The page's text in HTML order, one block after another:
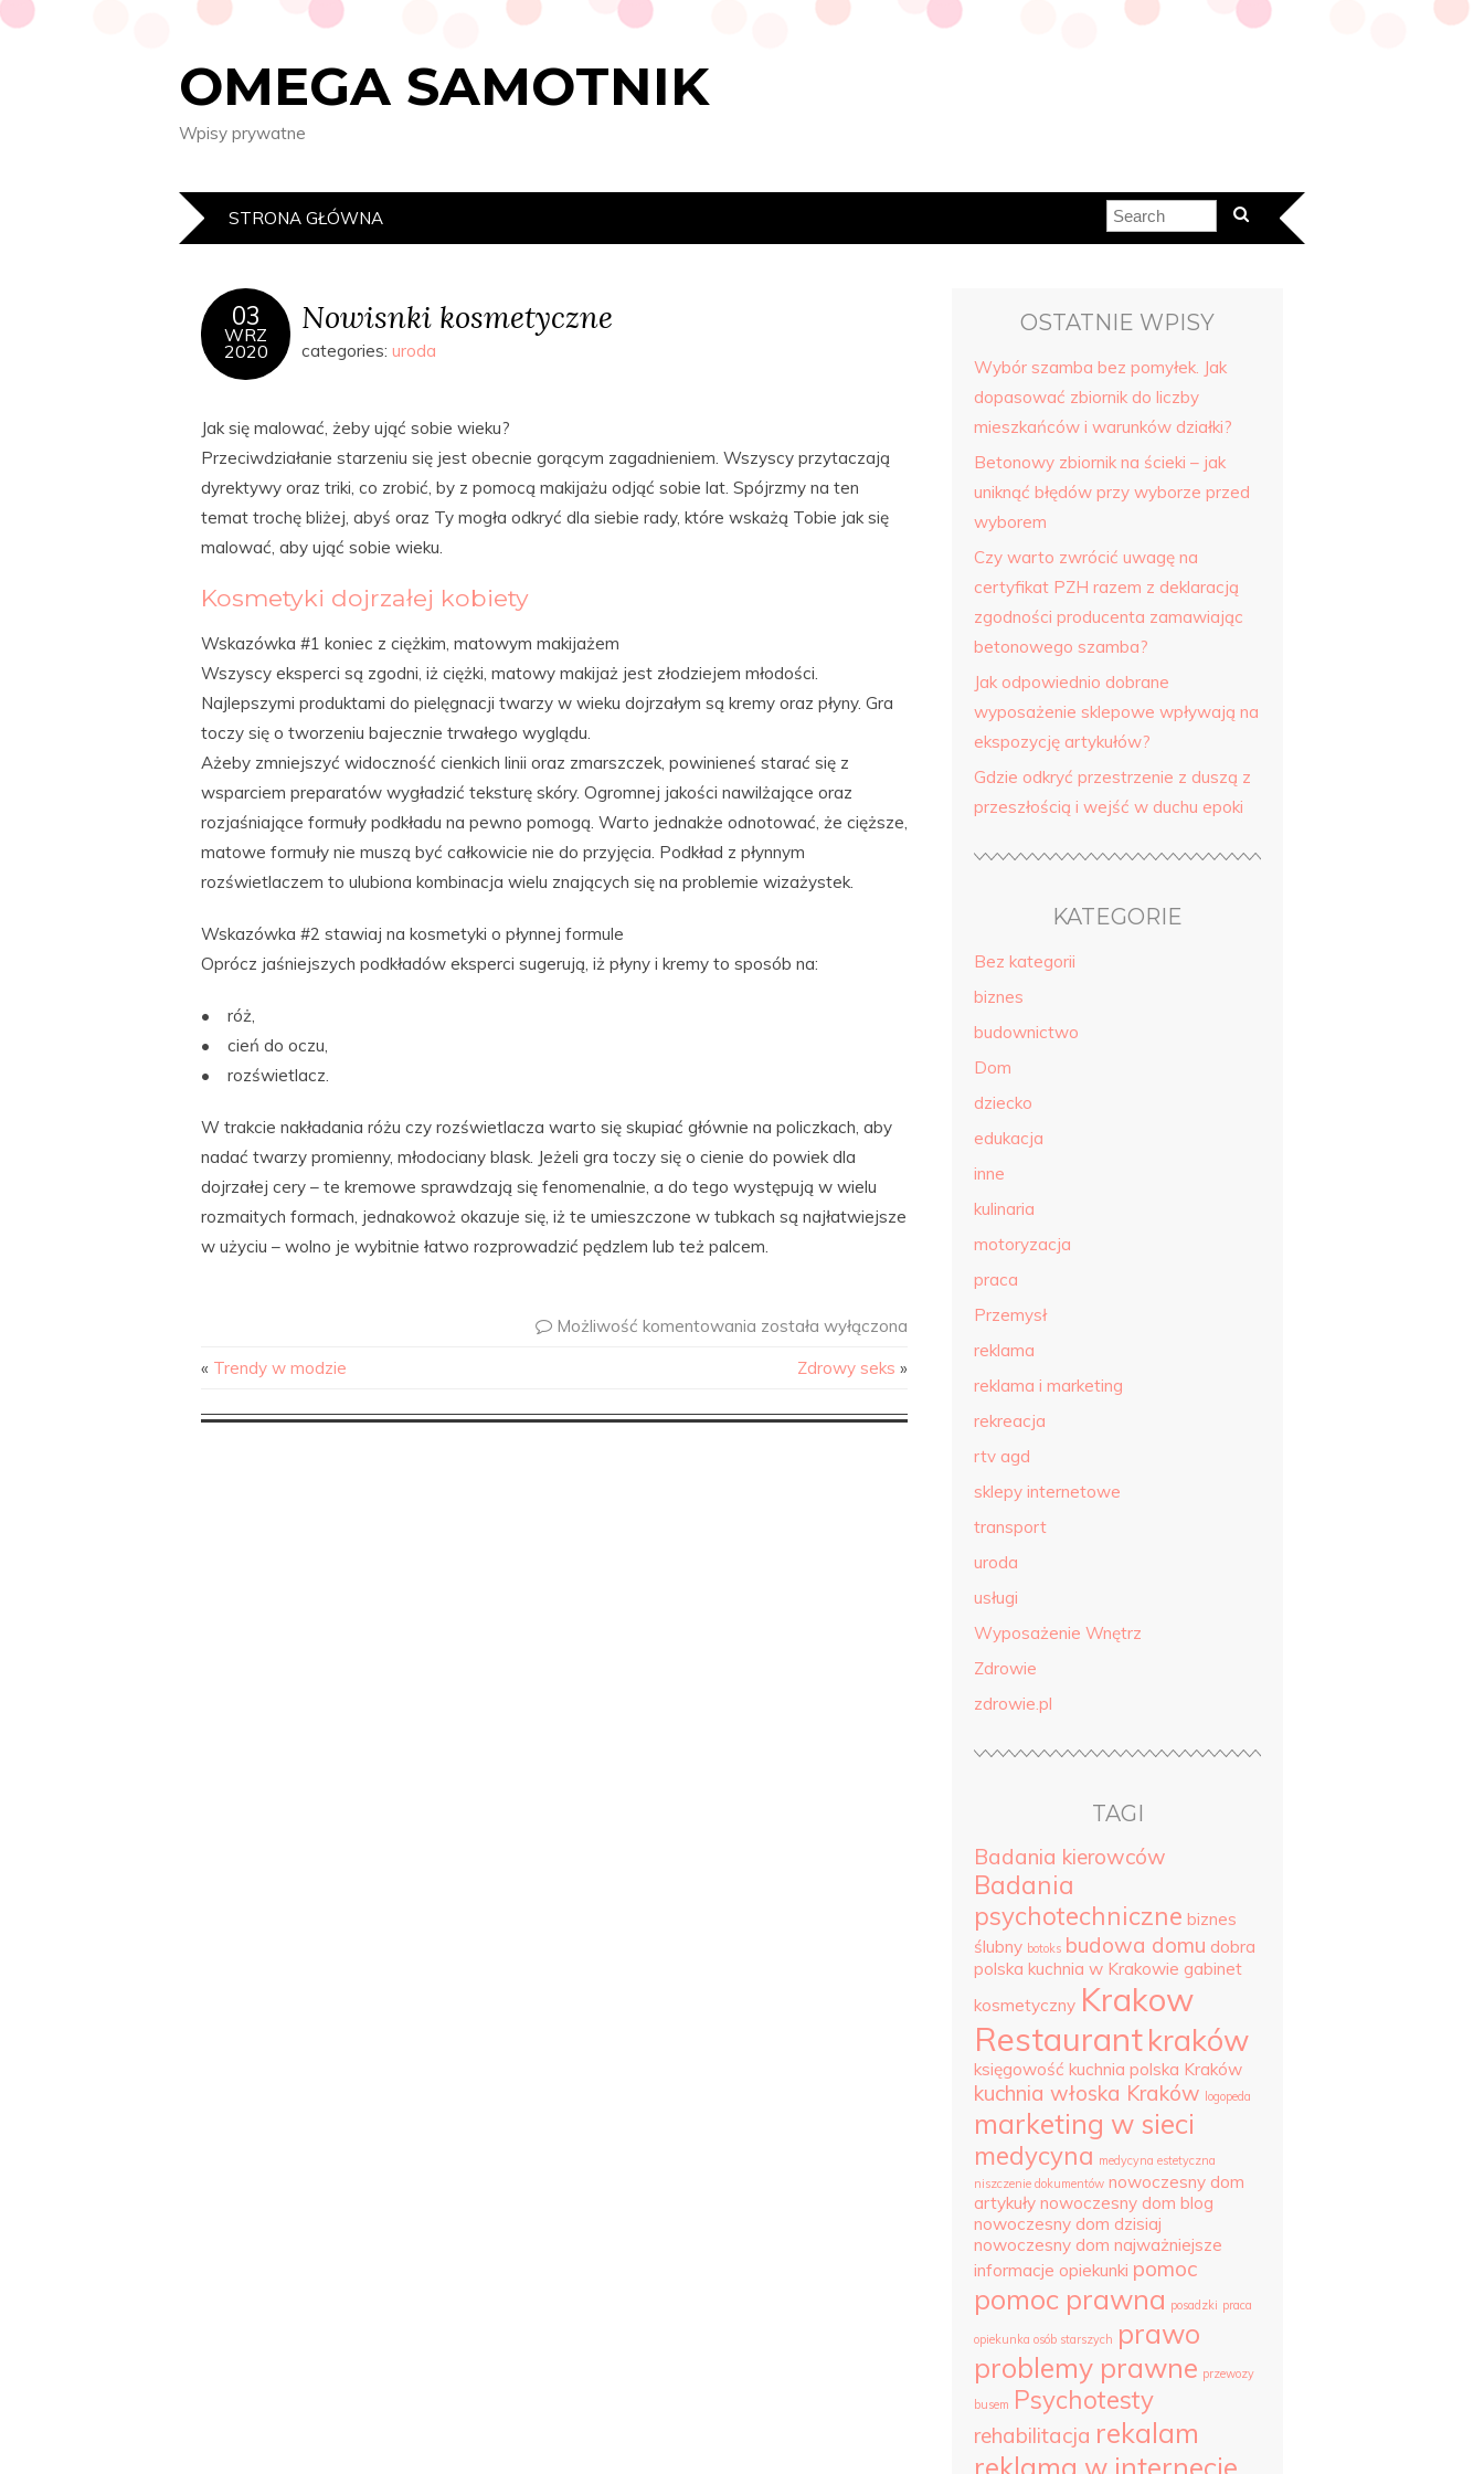
OMEGA SAMOTNIK
Wpisy prywatne
STRONA GŁÓWNA
03
WRZ
2020
Nowisnki kosmetyczne
categories: uroda
Jak się malować, żeby ująć sobie wieku?
Przeciwdziałanie starzeniu się jest obecnie gorącym zagadnieniem. Wszyscy przytaczają
dyrektywy oraz triki, co zrobić, by z pomocą makijażu odjąć sobie lat. Spójrzmy na ten
temat trochę bliżej, abyś oraz Ty mogła odkryć dla siebie rady, które wskażą Tobie jak się
malować, aby ująć sobie wieku.
Kosmetyki dojrzałej kobiety
Wskazówka #1 koniec z ciężkim, matowym makijażem
Wszyscy eksperci są zgodni, iż ciężki, matowy makijaż jest złodziejem młodości.
Najlepszymi produktami do pielęgnacji twarzy w wieku dojrzałym są kremy oraz płyny. Gra
toczy się o tworzeniu bajecznie trwałego wyglądu.
Ażeby zmniejszyć widoczność cienkich linii oraz zmarszczek, powinieneś starać się z
wsparciem preparatów wygładzić teksturę skóry. Ogromnej jakości nawilżające oraz
rozjaśniające formuły podkładu na pewno pomogą. Warto jednakże odnotować, że cięższe,
matowe formuły nie muszą być całkowicie nie do przyjęcia. Podkład z płynnym
rozświetlaczem to ulubiona kombinacja wielu znających się na problemie wizażystek.
Wskazówka #2 stawiaj na kosmetyki o płynnej formule
Oprócz jaśniejszych podkładów eksperci sugerują, iż płyny i kremy to sposób na:
• róż,
• cień do oczu,
• rozświetlacz.
W trakcie nakładania różu czy rozświetlacza warto się skupiać głównie na policzkach, aby
nadać twarzy promienny, młodociany blask. Jeżeli gra toczy się o cienie do powiek dla
dojrzałej cery – te kremowe sprawdzają się fenomenalnie, a do tego występują w wielu
rozmaitych formach, jednakowoż okazuje się, iż te umieszczone w tubkach są najłatwiejsze
w użyciu – wolno je wybitnie łatwo rozprowadzić pędzlem lub też palcem.
Możliwość komentowania została wyłączona
« Trendy w modzie Zdrowy seks »
OSTATNIE WPISY
Wybór szamba bez pomyłek. Jak
dopasować zbiornik do liczby
mieszkańców i warunków działki?
Betonowy zbiornik na ścieki – jak
uniknąć błędów przy wyborze przed
wyborem
Czy warto zwrócić uwagę na
certyfikat PZH razem z deklaracją
zgodności producenta zamawiając
betonowego szamba?
Jak odpowiednio dobrane
wyposażenie sklepowe wpływają na
ekspozycję artykułów?
Gdzie odkryć przestrzenie z duszą z
przeszłością i wejść w duchu epoki
KATEGORIE
Bez kategorii
biznes
budownictwo
Dom
dziecko
edukacja
inne
kulinaria
motoryzacja
praca
Przemysł
reklama
reklama i marketing
rekreacja
rtv agd
sklepy internetowe
transport
uroda
usługi
Wyposażenie Wnętrz
Zdrowie
zdrowie.pl
TAGI
Badania kierowców
Badania
psychotechniczne biznes
ślubny botoks budowa domu dobra
polska kuchnia w Krakowie gabinet
kosmetyczny Krakow
Restaurantkraków
księgowość kuchnia polska Kraków
kuchnia włoska Kraków logopeda
marketing w sieci
medycyna medycyna estetyczna
niszczenie dokumentów nowoczesny dom
artykuły nowoczesny dom blog
nowoczesny dom dzisiaj
nowoczesny dom najważniejsze
informacje opiekunki pomoc
pomoc prawna posadzki praca
opiekunka osób starszych prawo
problemy prawne przewozy
busem Psychotesty
rehabilitacja rekalam
reklama w internecie